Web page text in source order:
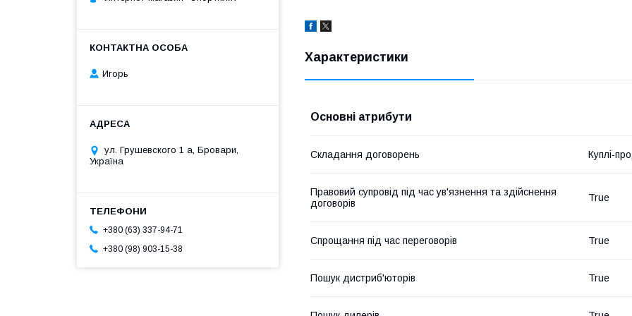
Характеристики
Основні атрибути
Складання договорень Куплі-
Правовий супровід під час ув'язнення та здійснення
договорів
True
Спрощання під час переговорів True
Пошук дистриб'юторів True
Игорь
ул. Грушевского 1 а, Бровари,
Україна
+380 (63) 337-94-71
+380 (98) 903-15-38